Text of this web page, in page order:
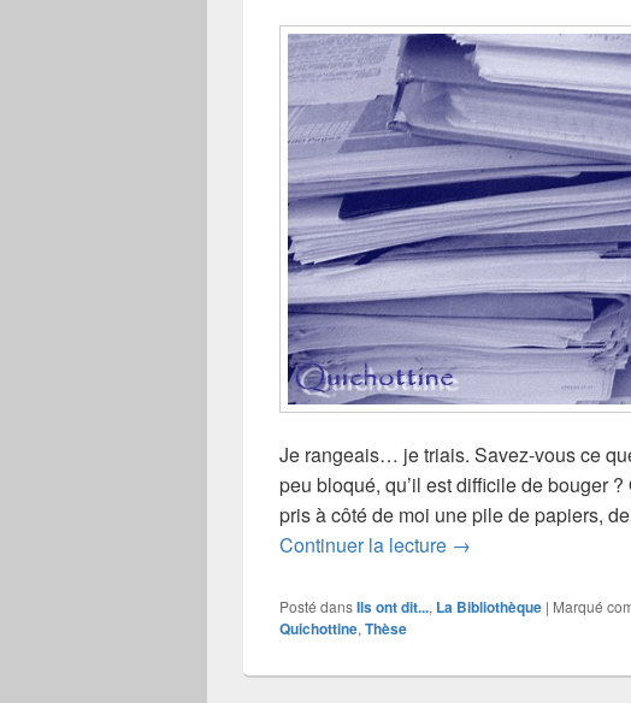
Je rangeais… je triais. Savez-vous ce
peu bloqué, qu’il est difficile de bouger
pris à côté de moi une pile de papiers,
Continuer la lecture Erik Orsenna
→
Posté dansIls ont dit..., La Bibliothèque | Marqué
Quichottine, Thèse